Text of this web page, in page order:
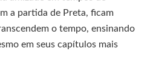
a partida de Preta, ficam
o tempo, ensinando
em seus capítulos mais